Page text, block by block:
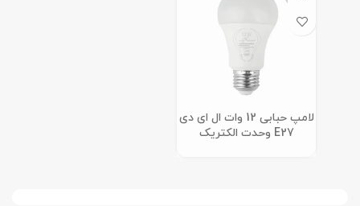
لامپ حبابی 12 وات ال ای دی
E27 وحدت الکتریک